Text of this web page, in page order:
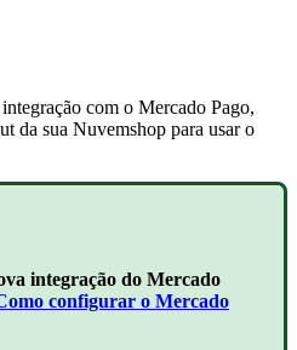
com o Mercado Pago,
da sua Nuvemshop para usar o
integração do Mercado
configurar o Mercado